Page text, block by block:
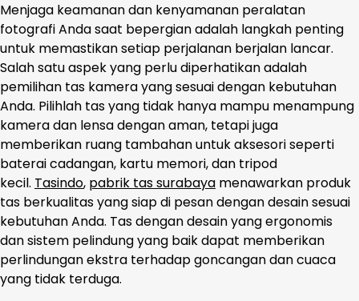
Menjaga keamanan dan kenyamanan peralatan
fotografi Anda saat bepergian adalah langkah penting
untuk memastikan setiap perjalanan berjalan lancar.
Salah satu aspek yang perlu diperhatikan adalah
pemilihan tas kamera yang sesuai dengan kebutuhan
Anda. Pilihlah tas yang tidak hanya mampu menampung
kamera dan lensa dengan aman, tetapi juga
memberikan ruang tambahan untuk aksesori seperti
baterai cadangan, kartu memori, dan tripod
kecil. Tasindo, pabrik tas surabaya menawarkan produk
tas berkualitas yang siap di pesan dengan desain sesuai
kebutuhan Anda. Tas dengan desain yang ergonomis
dan sistem pelindung yang baik dapat memberikan
perlindungan ekstra terhadap goncangan dan cuaca
yang tidak terduga.